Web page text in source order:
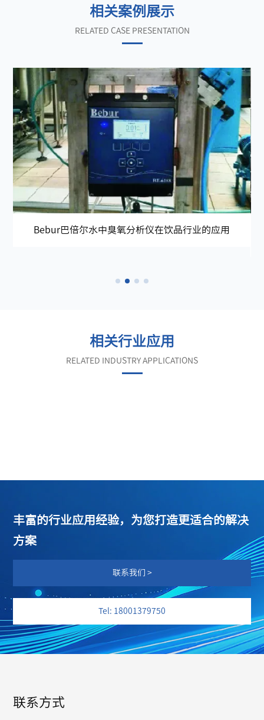
相关案例展示
RELATED CASE PRESENTATION
Bebur巴倍尔水中臭氧分析仪在饮品行业的应用
相关行业应用
RELATED INDUSTRY APPLICATIONS
丰富的行业应用经验，为您打造更适合的解决
方案
联系我们 >
Tel: 18001379750
联系方式